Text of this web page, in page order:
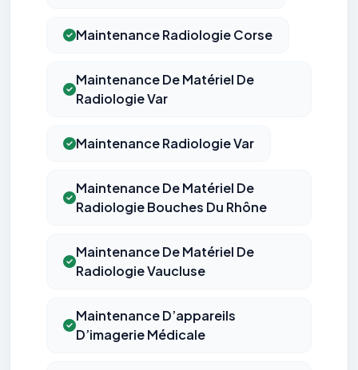
Maintenance Radiologie Corse
Maintenance De Matériel De
Radiologie Var
Maintenance Radiologie Var
Maintenance De Matériel De
Radiologie Bouches Du Rhône
Maintenance De Matériel De
Radiologie Vaucluse
Maintenance D’appareils
D’imagerie Médicale